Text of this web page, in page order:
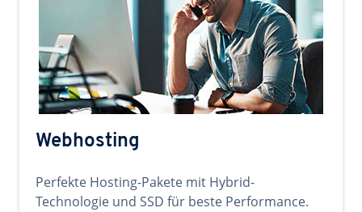
Webhosting
Perfekte Hosting-Pakete mit Hybrid-
Technologie und SSD für beste Performance.